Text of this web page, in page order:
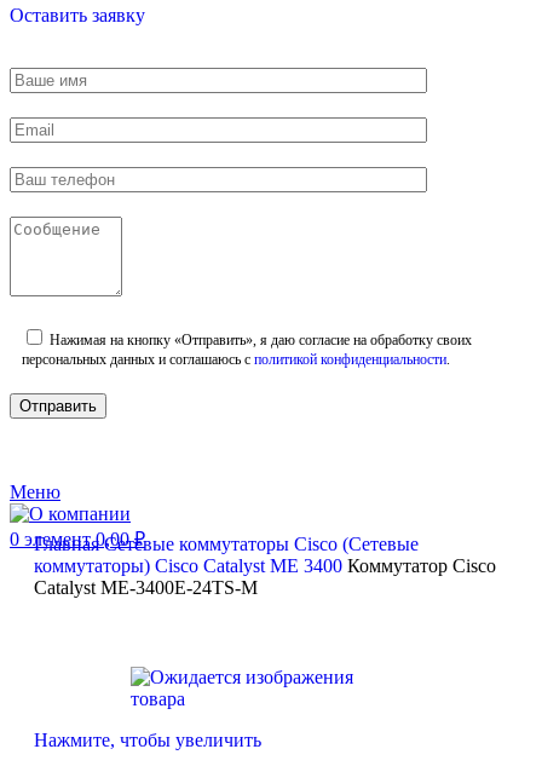
Оставить заявку
Нажимая на кнопку «Отправить», я даю согласие на обработку своих
персональных данных и соглашаюсь с политикой конфиденциальности.
Меню
0 элемент 0,00₽
ГлавнаяСетевые коммутаторы Cisco (Сетевые
коммутаторы) Cisco Catalyst ME 3400 Коммутатор Cisco
Catalyst ME-3400E-24TS-M
Нажмите, чтобы увеличить